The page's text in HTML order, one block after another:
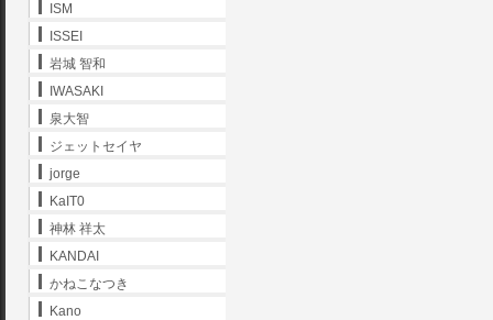
ISM
ISSEI
岩城 智和
IWASAKI
泉大智
ジェットセイヤ
jorge
KaIT0
神林 祥太
KANDAI
かねこなつき
Kano